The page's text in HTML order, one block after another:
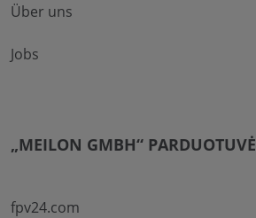
Über uns
Jobs
„MEILON GMBH“ PARDUOTUVĖ
fpv24.com